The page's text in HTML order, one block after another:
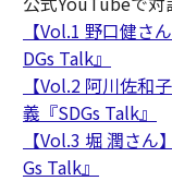
【Vol.1 野口健さ
DGs Talk』
【Vol.2 阿川佐和
義『SDGs Talk』
【Vol.3 堀 潤さ
Gs Talk』